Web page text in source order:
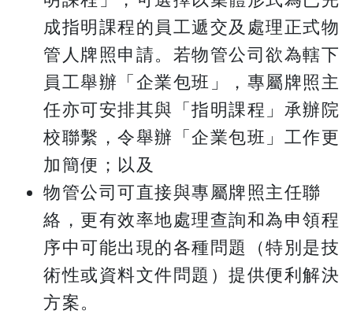
成指明課程的員工遞交及處理正式物
管人牌照申請。若物管公司欲為轄下
員工舉辦「企業包班」，專屬牌照主
任亦可安排其與「指明課程」承辦院
校聯繫，令舉辦「企業包班」工作更
加簡便；以及
物管公司可直接與專屬牌照主任聯
絡，更有效率地處理查詢和為申領程
序中可能出現的各種問題（特別是技
術性或資料文件問題）提供便利解決
方案。